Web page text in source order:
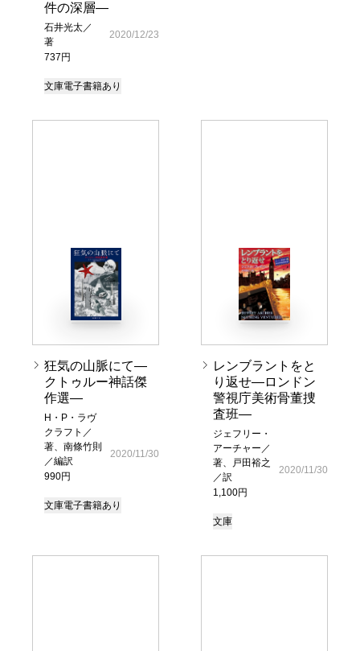
件の深層―
石井光太／
著
737円
2020/12/23
文庫電子書籍あり
狂気の山脈にて―
クトゥルー神話傑
作選―
H・P・ラヴ
クラフト／
著、南條竹則
／編訳
990円
2020/11/30
文庫電子書籍あり
レンブラントをと
り返せ―ロンドン
警視庁美術骨董捜
査班―
ジェフリー・
アーチャー／
著、戸田裕之
／訳
1,100円
2020/11/30
文庫